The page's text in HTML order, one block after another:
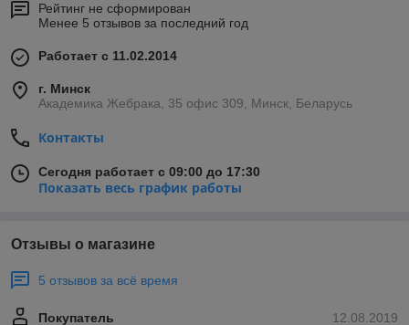
Рейтинг не сформирован
Менее 5 отзывов за последний год
Работает с 11.02.2014
г. Минск
Академика Жебрака, 35 офис 309, Минск, Беларусь
Контакты
Сегодня работает с 09:00 до 17:30
Показать весь график работы
Отзывы о магазине
5 отзывов за всё время
12.08.2019
Покупатель